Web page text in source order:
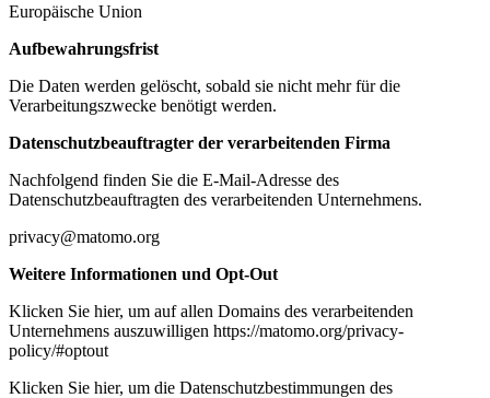
Europäische Union
Aufbewahrungsfrist
Die Daten werden gelöscht, sobald sie nicht mehr für die
Verarbeitungszwecke benötigt werden.
Datenschutzbeauftragter der verarbeitenden Firma
Nachfolgend finden Sie die E-Mail-Adresse des
Datenschutzbeauftragten des verarbeitenden Unternehmens.
privacy@matomo.org
Weitere Informationen und Opt-Out
Klicken Sie hier, um auf allen Domains des verarbeitenden
Unternehmens auszuwilligen https://matomo.org/privacy-
policy/#optout
Klicken Sie hier, um die Datenschutzbestimmungen des